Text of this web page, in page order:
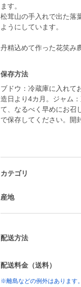
ます。
松茸山の手入れで出た落
ようにしています。
丹精込めて作った花笑み
保存方法
ブドウ：冷蔵庫に入れて
造日より4カ月。ジャム
て、なるべく早めにお召
で保存してください。開
カテゴリ
産地
配送方法
配送料金（送料）
※離島などの例外はあります